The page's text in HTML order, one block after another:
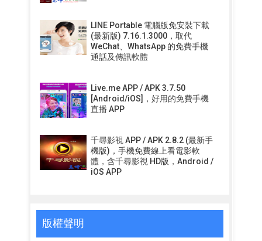
LINE Portable 電腦版免安裝下載
(最新版) 7.16.1.3000，取代
WeChat、WhatsApp 的免費手機
通話及傳訊軟體
Live.me APP / APK 3.7.50
[Android/iOS]，好用的免費手機
直播 APP
千尋影視 APP / APK 2.8.2 (最新手
機版)，手機免費線上看電影軟
體，含千尋影視 HD版，Android /
iOS APP
版權聲明